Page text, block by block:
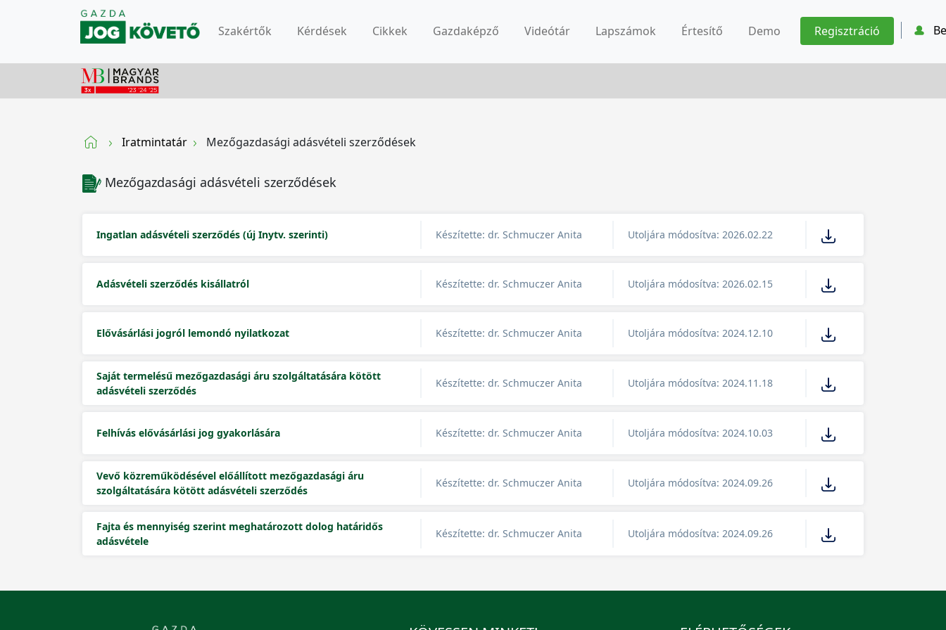
Szakértők Kérdések Cikkek Gazdaképző Videótár Lapszámok Értesítő Demo Regisztráció
Iratmintatár Mezőgazdasági adásvételi szerződések
Mezőgazdasági adásvételi szerződések
Ingatlan adásvételi szerződés (új Inytv. szerinti) Készítette: dr. Schmuczer Anita Utoljára módosítva: 2026.02.22
Adásvételi szerződés kisállatról Készítette: dr. Schmuczer Anita Utoljára módosítva: 2026.02.15
Elővásárlási jogról lemondó nyilatkozat Készítette: dr. Schmuczer Anita Utoljára módosítva: 2024.12.10
Saját termelésű mezőgazdasági áru szolgáltatására kötött
adásvételi szerződés
Készítette: dr. Schmuczer Anita Utoljára módosítva: 2024.11.18
Felhívás elővásárlási jog gyakorlására Készítette: dr. Schmuczer Anita Utoljára módosítva: 2024.10.03
Vevő közreműködésével előállított mezőgazdasági áru
szolgáltatására kötött adásvételi szerződés
Készítette: dr. Schmuczer Anita Utoljára módosítva: 2024.09.26
Fajta és mennyiség szerint meghatározott dolog határidős
adásvétele
Készítette: dr. Schmuczer Anita Utoljára módosítva: 2024.09.26